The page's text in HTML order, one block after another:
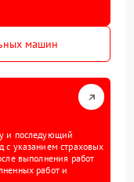
машин
и последующий
с указанием страховых
выполнения работ
работ и